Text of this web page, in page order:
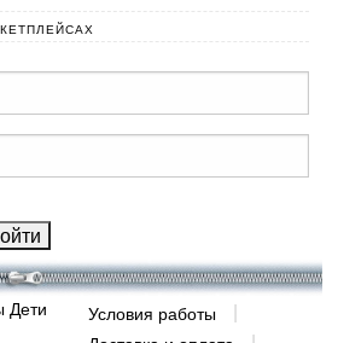
Дети
Условия работы